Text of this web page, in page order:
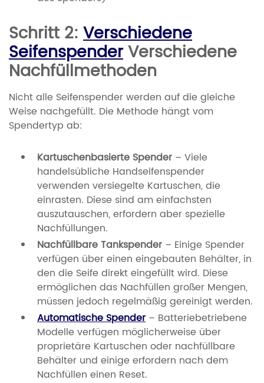
Schritt 2: Verschiedene
SeifenspenderVerschiedene
Nachfüllmethoden
Nicht alle Seifenspender werden auf die gleiche
Weise nachgefüllt. Die Methode hängt vom
Spendertyp ab:
Kartuschenbasierte Spender – Viele
handelsübliche Handseifenspender
verwenden versiegelte Kartuschen, die
einrasten. Diese sind am einfachsten
auszutauschen, erfordern aber spezielle
Nachfüllungen.
Nachfüllbare Tankspender – Einige Spender
verfügen über einen eingebauten Behälter, in
den die Seife direkt eingefüllt wird. Diese
ermöglichen das Nachfüllen großer Mengen,
müssen jedoch regelmäßig gereinigt werden.
Automatische Spender – Batteriebetriebene
Modelle verfügen möglicherweise über
proprietäre Kartuschen oder nachfüllbare
Behälter und einige erfordern nach dem
Nachfüllen einen Reset.